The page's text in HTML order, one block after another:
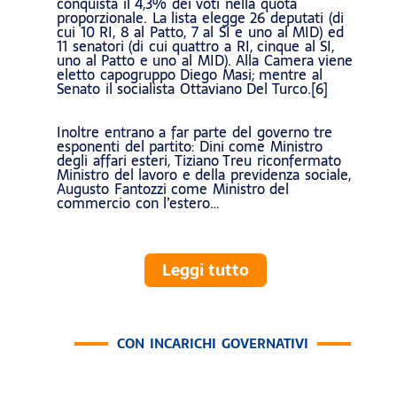
proporzionale. La lista elegge 26 deputati (di
cui 10 RI, 8 al Patto, 7 al SI e uno al MID) ed
11 senatori (di cui quattro a RI, cinque al SI,
uno al Patto e uno al MID). Alla Camera viene
eletto capogruppo Diego Masi; mentre al
Senato il socialista Ottaviano Del Turco.[6]
Inoltre entrano a far parte del governo tre
esponenti del partito: Dini come Ministro
degli affari esteri, Tiziano Treu riconfermato
Ministro del lavoro e della previdenza sociale,
Augusto Fantozzi come Ministro del
commercio con l’estero…
Leggi tutto
CON INCARICHI GOVERNATIVI